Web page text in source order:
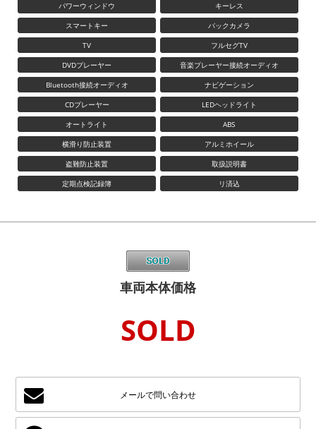
パワーウィンドウ
キーレス
スマートキー
バックカメラ
TV
フルセグTV
DVDプレーヤー
音楽プレーヤー接続オーディオ
Bluetooth接続オーディオ
ナビゲーション
CDプレーヤー
LEDヘッドライト
オートライト
ABS
横滑り防止装置
アルミホイール
盗難防止装置
取扱説明書
定期点検記録簿
リ済込
車両本体価格
SOLD
メールで問い合わせ